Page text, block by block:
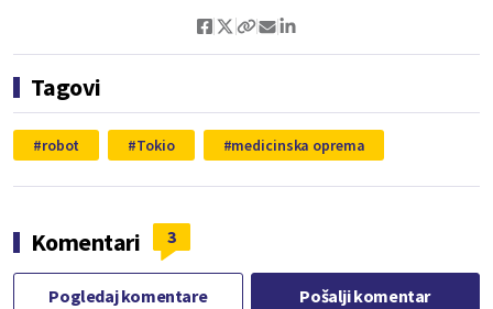
Tagovi
robot Tokio medicinska oprema
Komentari 3
Pogledaj komentare Pošalji komentar